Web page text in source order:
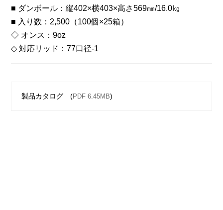
■ ダンボール：縦402×横403×高さ569㎜/16.0㎏
■ 入り数：2,500（100個×25箱）
◇ オンス：9oz
◇ 対応リッド：77口径-1
製品カタログ (PDF 6.45MB)